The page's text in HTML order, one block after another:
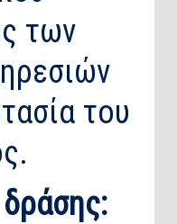
των
του